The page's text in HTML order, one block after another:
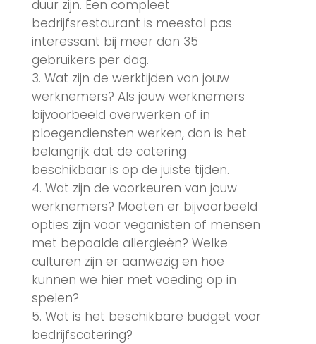
duur zijn. Een compleet
bedrijfsrestaurant is meestal pas
interessant bij meer dan 35
gebruikers per dag.
Wat zijn de werktijden van jouw
werknemers? Als jouw werknemers
bijvoorbeeld overwerken of in
ploegendiensten werken, dan is het
belangrijk dat de catering
beschikbaar is op de juiste tijden.
Wat zijn de voorkeuren van jouw
werknemers? Moeten er bijvoorbeeld
opties zijn voor veganisten of mensen
met bepaalde allergieën? Welke
culturen zijn er aanwezig en hoe
kunnen we hier met voeding op in
spelen?
Wat is het beschikbare budget voor
bedrijfscatering?